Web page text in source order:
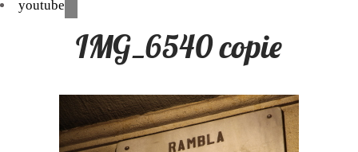
youtube
IMG_6540 copie